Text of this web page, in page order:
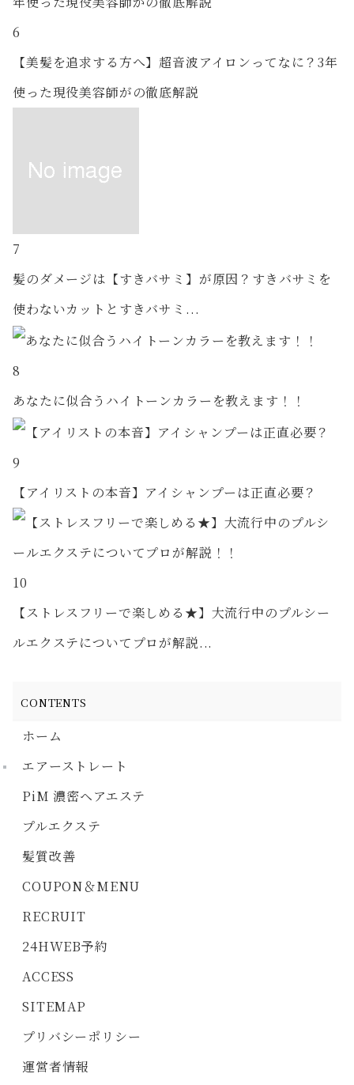
6
【美髪を追求する方へ】超音波アイロンってなに？3年
使った現役美容師がの徹底解説
7
髪のダメージは【すきバサミ】が原因？すきバサミを
使わないカットとすきバサミ...
8
あなたに似合うハイトーンカラーを教えます！！
9
【アイリストの本音】アイシャンプーは正直必要？
10
【ストレスフリーで楽しめる★】大流行中のプルシー
ルエクステについてプロが解説...
CONTENTS
ホーム
エアーストレート
PiM 濃密ヘアエステ
プルエクステ
髪質改善
COUPON＆MENU
RECRUIT
24HWEB予約
ACCESS
SITEMAP
プリバシーポリシー
運営者情報